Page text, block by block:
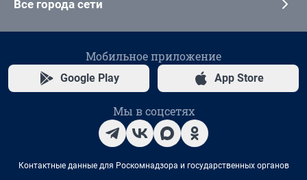
Все города сети
Мобильное приложение
Google Play App Store
Мы в соцсетях
Контактные данные для Роскомнадзора и государственных органов